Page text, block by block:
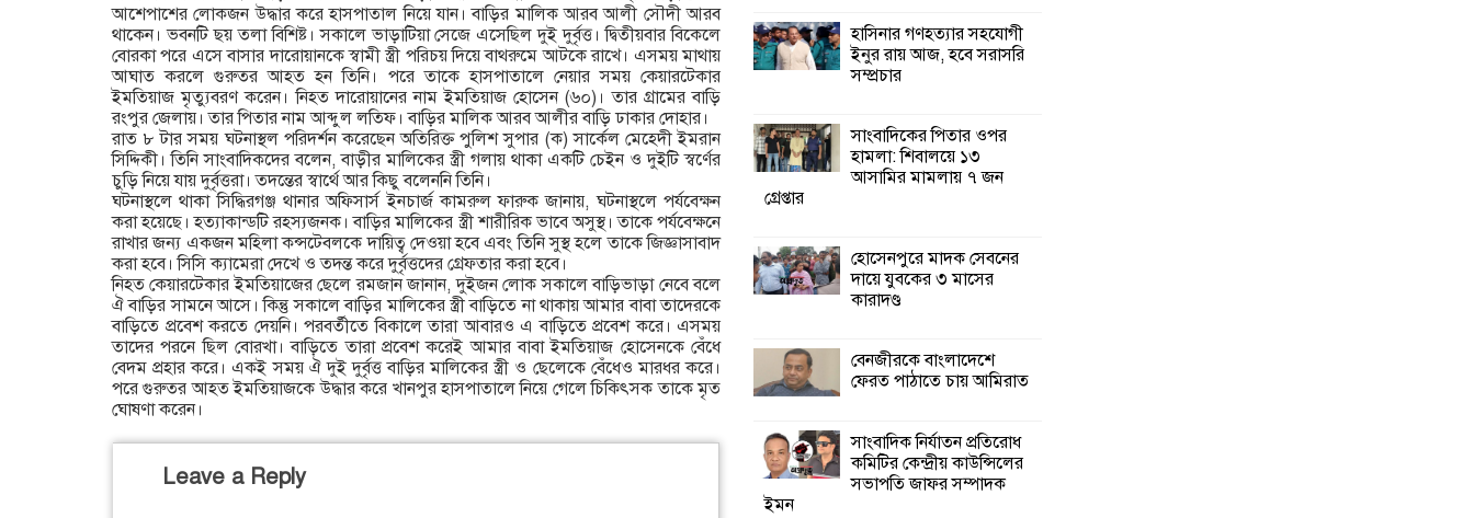
আশেপাশের লোকজন উদ্ধার করে হাসপাতাল নিয়ে যান। বাড়ির মালিক আরব আলী সৌদী আরব
থাকেন। ভবনটি ছয় তলা বিশিষ্ট। সকালে ভাড়াটিয়া সেজে এসেছিল দুই দুর্বৃত্ত। দ্বিতীয়বার বিকেলে
বোরকা পরে এসে বাসার দারোয়ানকে স্বামী স্ত্রী পরিচয় দিয়ে বাথরুমে আটকে রাখে। এসময় মাথায়
আঘাত করলে গুরুতর আহত হন তিনি। পরে তাকে হাসপাতালে নেয়ার সময় কেয়ারটেকার
ইমতিয়াজ মৃত্যুবরণ করেন। নিহত দারোয়ানের নাম ইমতিয়াজ হোসেন (৬০)। তার গ্রামের বাড়ি
রংপুর জেলায়। তার পিতার নাম আব্দুল লতিফ। বাড়ির মালিক আরব আলীর বাড়ি ঢাকার দোহার।
রাত ৮ টার সময় ঘটনাস্থল পরিদর্শন করেছেন অতিরিক্ত পুলিশ সুপার (ক) সার্কেল মেহেদী ইমরান
সিদ্দিকী। তিনি সাংবাদিকদের বলেন, বাড়ীর মালিকের স্ত্রী গলায় থাকা একটি চেইন ও দুইটি স্বর্ণের
চুড়ি নিয়ে যায় দুর্বৃত্তরা। তদন্তের স্বার্থে আর কিছু বলেননি তিনি।
ঘটনাস্থলে থাকা সিদ্ধিরগঞ্জ থানার অফিসার্স ইনচার্জ কামরুল ফারুক জানায়, ঘটনাস্থলে পর্যবেক্ষন
করা হয়েছে। হত্যাকান্ডটি রহস্যজনক। বাড়ির মালিকের স্ত্রী শারীরিক ভাবে অসুস্থ। তাকে পর্যবেক্ষনে
রাখার জন্য একজন মহিলা কন্সটেবলকে দায়িত্ব দেওয়া হবে এবং তিনি সুস্থ হলে তাকে জিজ্ঞাসাবাদ
করা হবে। সিসি ক্যামেরা দেখে ও তদন্ত করে দুর্বৃত্তদের গ্রেফতার করা হবে।
নিহত কেয়ারটেকার ইমতিয়াজের ছেলে রমজান জানান, দুইজন লোক সকালে বাড়িভাড়া নেবে বলে
ঐ বাড়ির সামনে আসে। কিন্তু সকালে বাড়ির মালিকের স্ত্রী বাড়িতে না থাকায় আমার বাবা তাদেরকে
বাড়িতে প্রবেশ করতে দেয়নি। পরবর্তীতে বিকালে তারা আবারও এ বাড়িতে প্রবেশ করে। এসময়
তাদের পরনে ছিল বোরখা। বাড়িতে তারা প্রবেশ করেই আমার বাবা ইমতিয়াজ হোসেনকে বেঁধে
বেদম প্রহার করে। একই সময় ঐ দুই দুর্বৃত্ত বাড়ির মালিকের স্ত্রী ও ছেলেকে বেঁধেও মারধর করে।
পরে গুরুতর আহত ইমতিয়াজকে উদ্ধার করে খানপুর হাসপাতালে নিয়ে গেলে চিকিৎসক তাকে মৃত
ঘোষণা করেন।
Leave a Reply
শ্যামনগরে জলবায়ু
সহনশীল জনগোষ্ঠী গঠনে
প্রকল্পের অংশগ্রহণমূলক
শ্যামনগরে বনবিভাগ ও
সিএমসির সাথে জেলেদের
শ্যামনগরে সুপেয় পানির
সংকট নিরসনে গণতান্ত্রিক
সংলাপ অনুষ্ঠিত
শ্যামনগরে
সামাজিকভিত্তিক পুনর্বাসন
আনুষ্ঠানিক উদ্বোধন
হাসিনার গণহত্যার সহযোগী
ইনুর রায় আজ, হবে সরাসরি
সম্প্রচার
সাংবাদিকের পিতার ওপর
হামলা: শিবালয়ে ১৩
আসামির মামলায় ৭ জন
গ্রেপ্তার
হোসেনপুরে মাদক সেবনের
দায়ে যুবকের ৩ মাসের
কারাদণ্ড
বেনজীরকে বাংলাদেশে
ফেরত পাঠাতে চায় আমিরাত
সাংবাদিক নির্যাতন প্রতিরোধ
কমিটির কেন্দ্রীয় কাউন্সিলের
সভাপতি জাফর সম্পাদক
ইমন